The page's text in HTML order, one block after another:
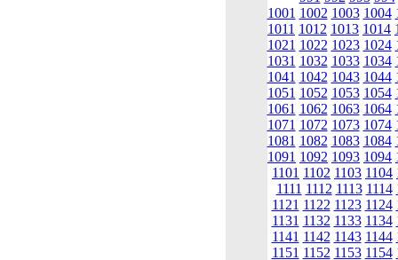
1001 1002 1003 1004
1011 1012 1013 1014
1021 1022 1023 1024
1031 1032 1033 1034
1041 1042 1043 1044
1051 1052 1053 1054
1061 1062 1063 1064
1071 1072 1073 1074
1081 1082 1083 1084
1091 1092 1093 1094
1101 1102 1103 1104
1111 1112 1113 1114
1121 1122 1123 1124
1131 1132 1133 1134
1141 1142 1143 1144
1151 1152 1153 1154